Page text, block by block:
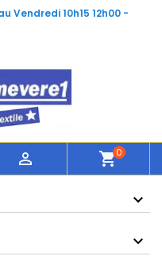
Vendredi 10h15 12h00 -
 shopping_cart0